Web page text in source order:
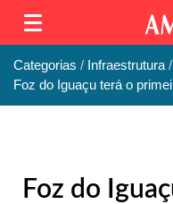
Categorias
Infraestrutura
Foz do Iguaçu terá o
Foz do